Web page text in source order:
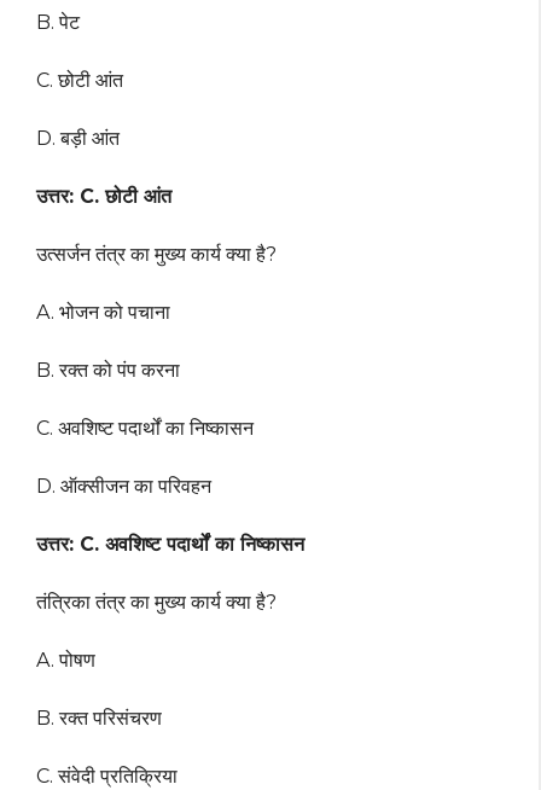
B. पेट
C. छोटी आंत
D. बड़ी आंत
उत्तर: C. छोटी आंत
उत्सर्जन तंत्र का मुख्य कार्य क्या है?
A. भोजन को पचाना
B. रक्त को पंप करना
C. अवशिष्ट पदार्थों का निष्कासन
D. ऑक्सीजन का परिवहन
उत्तर: C. अवशिष्ट पदार्थों का निष्कासन
तंत्रिका तंत्र का मुख्य कार्य क्या है?
A. पोषण
B. रक्त परिसंचरण
C. संवेदी प्रतिक्रिया